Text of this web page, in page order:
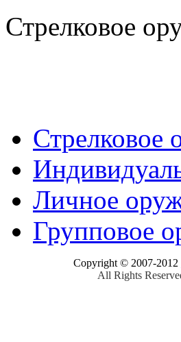
Стрелковое
Стрелковое
Личное
Групповое
Copyright © 2007-2012
All Rights